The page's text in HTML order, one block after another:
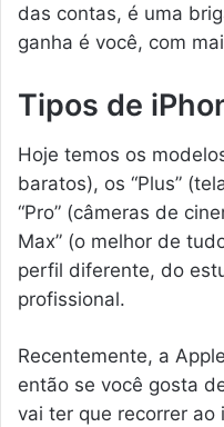
das contas, é uma
ganha é você, com
Tipos de
Hoje temos os
baratos), os “Plus”
“Pro” (câmeras de
Max” (o melhor de
perfil diferente, do
profissional.
Recentemente, a
então se você gosta
vai ter que recorrer ao